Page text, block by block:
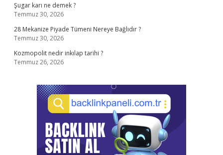
Şugar karı ne demek ?
Temmuz 30, 2026
28 Mekanize Piyade Tümeni Nereye Bağlıdır ?
Temmuz 30, 2026
Kozmopolit nedir inkılap tarihi ?
Temmuz 26, 2026